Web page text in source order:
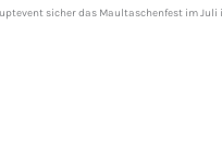
sicher das Maultaschenfest im